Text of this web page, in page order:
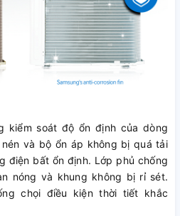
kiểm soát độ ổn định của dòng
và bộ ổn áp không bị quá tải
điện bất ổn định. Lớp phủ chống
nóng và khung không bị rỉ sét.
chọi điều kiện thời tiết khắc